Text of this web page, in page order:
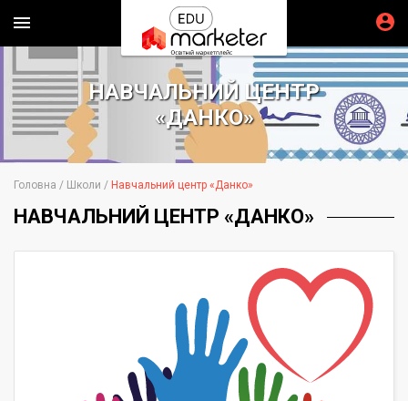
НАВЧАЛЬНИЙ ЦЕНТР
«ДАНКО»
Головна Школи Навчальний центр «Данко»
НАВЧАЛЬНИЙ ЦЕНТР «ДАНКО»